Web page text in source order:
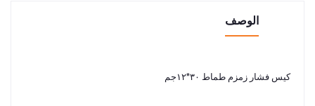
الوصف
كيس فشار زمزم طماط ٣٠*١٢جم